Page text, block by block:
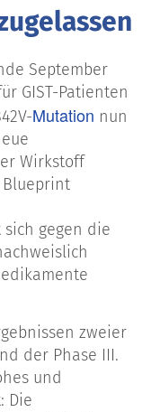
September
GIST-Patienten
Mutation nun
Wirkstoff
Blueprint
gegen die
zweier
der Phase III.
und
Die